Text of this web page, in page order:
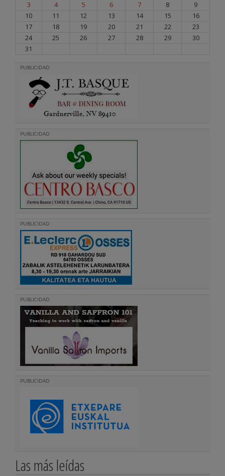
3 4 5 6 7 8
9
10
11 12 13 14 15
16
17
18 19 20 21 22
23
24
25 26 27 28 29
30
31
PUBLICIDAD
PUBLICIDAD
PUBLICIDAD
PUBLICIDAD
PUBLICIDAD
Las más leídas